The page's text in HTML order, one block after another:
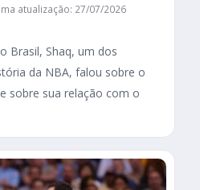
atualização: 27/07/2026
Brasil, Shaq, um dos
da NBA, falou sobre o
sobre sua relação com o